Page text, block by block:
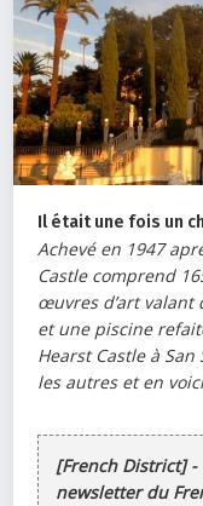
Il était une fois un
Achevé en 1947
Castle comprend
œuvres d’art valant
et une piscine
Hearst Castle à
les autres et en
[French District]
newsletter du